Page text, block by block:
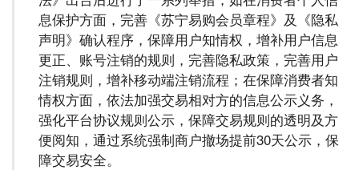
息保护方面，完善《苏宁易购会员章程》及《隐私
声明》确认程序，保障用户知情权，增补用户信息
更正、账号注销的规则，完善隐私政策，完善用户
注销规则，增补移动端注销流程；在保障消费者知
情权方面，依法加强交易相对方的信息公示义务，
强化平台协议规则公示，保障交易规则的透明及方
便阅知，通过系统强制商户撤场提前30天公示，保
障交易安全。